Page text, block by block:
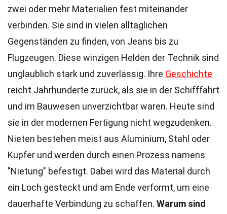
zwei oder mehr Materialien fest miteinander
verbinden. Sie sind in vielen alltäglichen
Gegenständen zu finden, von Jeans bis zu
Flugzeugen. Diese winzigen Helden der Technik sind
unglaublich stark und zuverlässig. Ihre Geschichte
reicht Jahrhunderte zurück, als sie in der Schifffahrt
und im Bauwesen unverzichtbar waren. Heute sind
sie in der modernen Fertigung nicht wegzudenken.
Nieten bestehen meist aus Aluminium, Stahl oder
Kupfer und werden durch einen Prozess namens
"Nietung" befestigt. Dabei wird das Material durch
ein Loch gesteckt und am Ende verformt, um eine
dauerhafte Verbindung zu schaffen. Warum sind